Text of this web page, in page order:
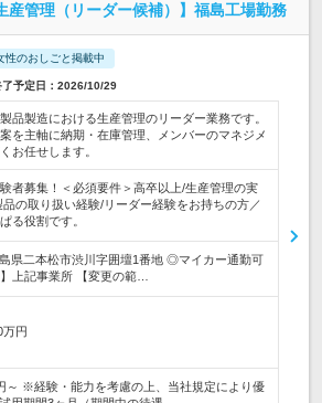
産管理（リーダー候補）】福島工場勤務
性のおしごと掲載中
予定日：2026/10/29
品製造における生産管理のリーダー業務です。
を主軸に納期・在庫管理、メンバーのマネジメ
お任せします。
者募集！＜必須要件＞高卒以上/生産管理の実
の取り扱い経験/リーダー経験をお持ちの方／
る役割です。
県二本松市渋川字囲壇1番地 ◎マイカー通勤可
】上記事業所 【変更の範…
万円
～ ※経験・能力を考慮の上、当社規定により優